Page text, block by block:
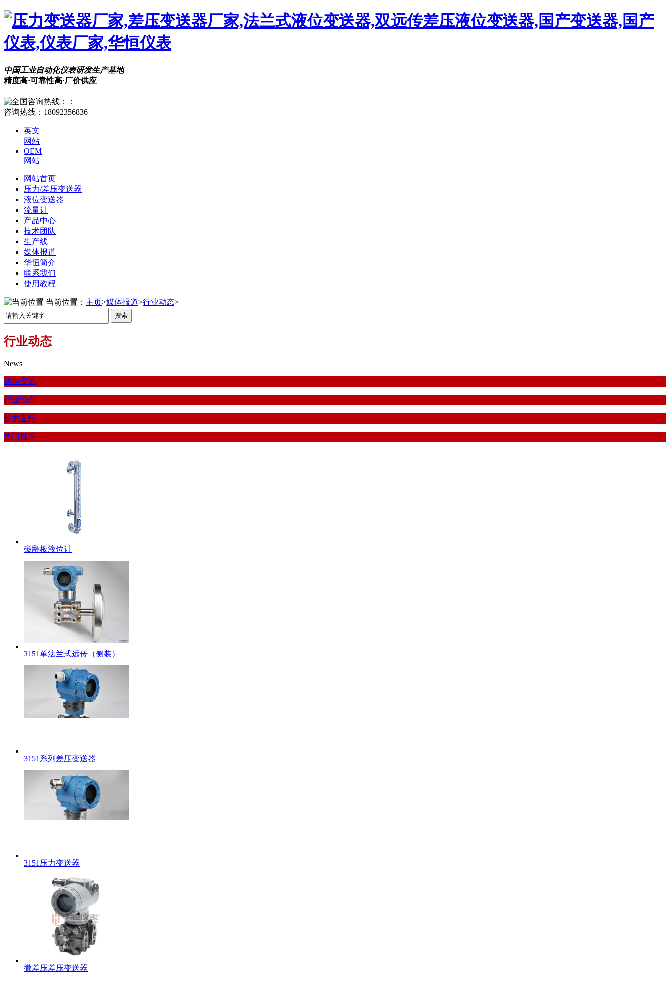
中国工业自动化仪表研发生产基地
精度高·可靠性高·厂价供应
咨询热线： 18092356836
英文
网站
OEM
网站
网站首页
压力/差压变送器
液位变送器
流量计
产品中心
技术团队
生产线
媒体报道
华恒简介
联系我们
使用教程
当前位置： 主页>媒体报道>行业动态>
行业动态
News
华恒资讯
行业动态
技术支持
热门推荐
磁翻板液位计
3151单法兰式远传（侧装）
3151系列差压变送器
3151压力变送器
微差压差压变送器